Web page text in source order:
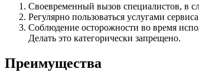
Своевременный вызов специалистов, в
Регулярно пользоваться услугами
Соблюдение осторожности во время
Делать это категорически запрещено.
Преимущества